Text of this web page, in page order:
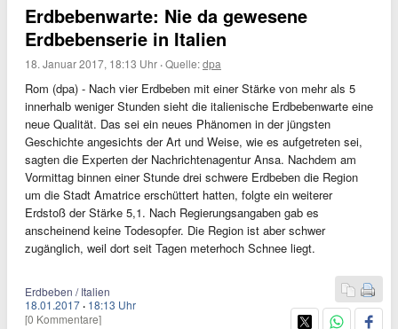
Erdbebenwarte: Nie da gewesene
Erdbebenserie in Italien
18. Januar 2017, 18:13 Uhr ·Quelle:dpa
Rom (dpa) - Nach vier Erdbeben mit einer Stärke von mehr als 5
innerhalb weniger Stunden sieht die italienische Erdbebenwarte eine
neue Qualität. Das sei ein neues Phänomen in der jüngsten
Geschichte angesichts der Art und Weise, wie es aufgetreten sei,
sagten die Experten der Nachrichtenagentur Ansa. Nachdem am
Vormittag binnen einer Stunde drei schwere Erdbeben die Region
um die Stadt Amatrice erschüttert hatten, folgte ein weiterer
Erdstoß der Stärke 5,1. Nach Regierungsangaben gab es
anscheinend keine Todesopfer. Die Region ist aber schwer
zugänglich, weil dort seit Tagen meterhoch Schnee liegt.
Erdbeben / Italien
18.01.2017 · 18:13 Uhr
[0 Kommentare]